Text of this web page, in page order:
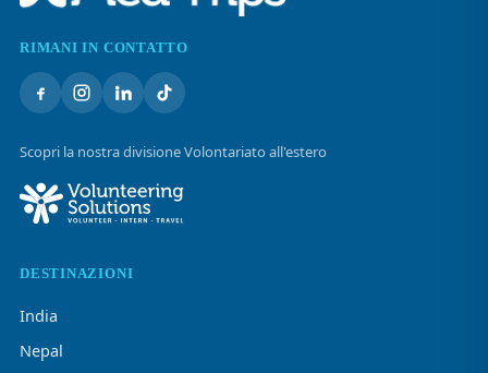
RIMANI IN CONTATTO
Scopri la nostra divisione Volontariato all'estero
DESTINAZIONI
India
Nepal